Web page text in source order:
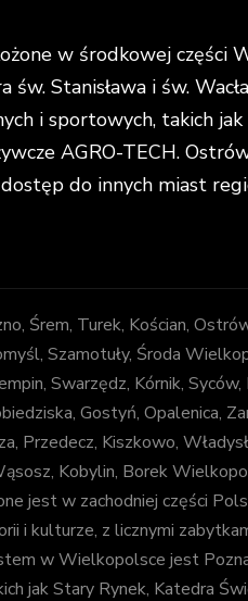
w środkowej części
Stanisława i św.
i sportowych, takich
AGRO-TECH.
do innych miast
Śrem, Turek, Kościan,
Szamotuły, Środa
Swarzędz, Kórnik,
Gostyń, Opalenica,
Przedecz, Kiszkowo,
Kobylin, Borek
jest w zachodniej części
i kulturze, z licznymi
w Wielkopolsce jest
jak Stary Rynek, Katedra